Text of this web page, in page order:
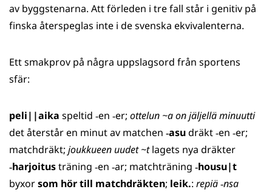
av byggstenarna. Att förleden i tre fall står i genitiv på
finska återspeglas inte i de svenska ekvivalenterna.
Ett smakprov på några uppslagsord från sportens
sfär:
peli||aika speltid ‑en ‑er; ottelun ~a on jäljellä minuutti
det återstår en minut av matchen ‑asudräkt ‑en ‑er;
matchdräkt; joukkueen uudet ~tlagets nya dräkter
‑harjoitusträning ‑en ‑ar; matchträning ‑housu|t
byxorsom hör till matchdräkten; leik.: repiä‑nsa